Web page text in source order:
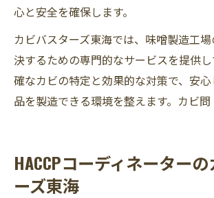
心と安全を確保します。
カビバスターズ東海では、味噌製造工
決するための専門的なサービスを提供
確なカビの特定と効果的な対策で、安
品を製造できる環境を整えます。カビ問
HACCPコーディネーター
ーズ東海